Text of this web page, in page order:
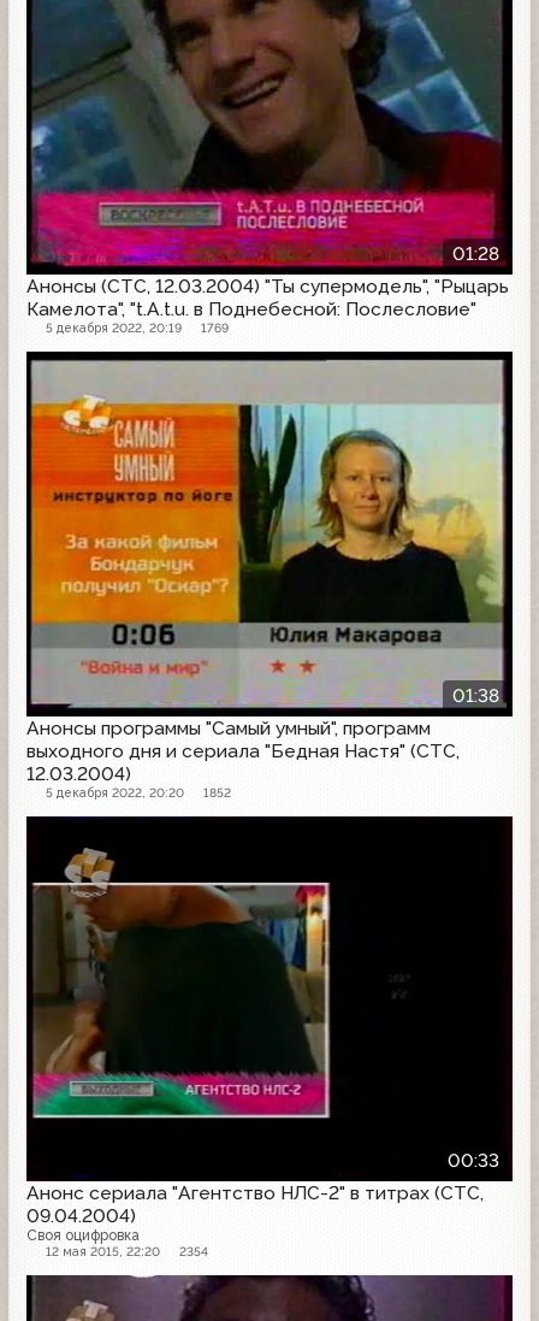
01:28
Анонсы (СТС, 12.03.2004) "Ты супермодель", "Рыцарь
Камелота", "t.A.t.u. в Поднебесной: Послесловие"
5 декабря 2022, 20:19 1769
01:38
Анонсы программы "Самый умный", программ
выходного дня и сериала "Бедная Настя" (СТС,
12.03.2004)
5 декабря 2022, 20:20 1852
Анонс
00:33
Анонс сериала "Агентство НЛС-2" в титрах (СТС,
09.04.2004)
Своя оцифровка
12 мая 2015, 22:20 2354